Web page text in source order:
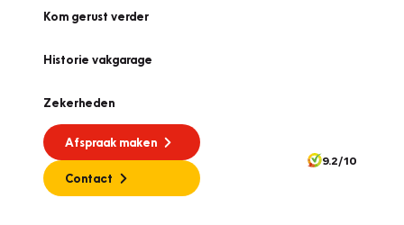
Kom gerust verder
Historie vakgarage
Zekerheden
Afspraak maken
Contact
9.2/10